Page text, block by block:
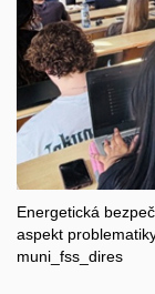
Energetická
aspekt
muni_fss_dires